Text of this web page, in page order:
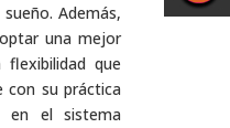
Además,
una mejor
que
con su práctica
en el sistema